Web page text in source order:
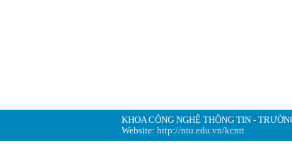
KHOA CÔNG NGHỆ THÔNG TIN -
Website: http://ntu.edu.vn/kcntt